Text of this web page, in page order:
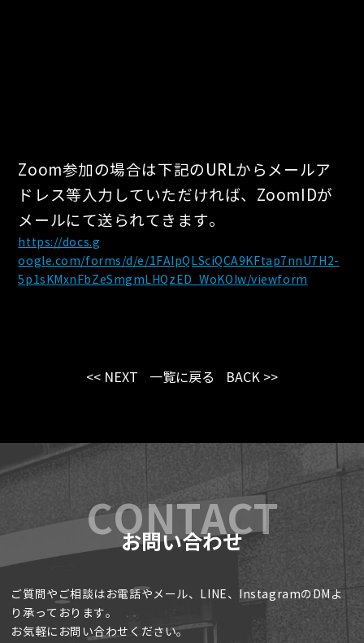
Zoom参加の場合は下記のURLからメールア
ドレス等入力していただければ、ZoomIDが
メールにて送られてきます。
https://docs.g
oogle.com/forms/d/e/1FAIpQLSciQCA9KFtap7nnU7H2-
5p1sKMxnFbZeSmgmLHQzED_WoKOIw/viewform
<< NEXT 一覧に戻る BACK >>
お問い合わせ
ご質問やご相談はお電話やメール、LINE、InstagramのDMよ
り承っております。
お気軽にお問い合わせください。